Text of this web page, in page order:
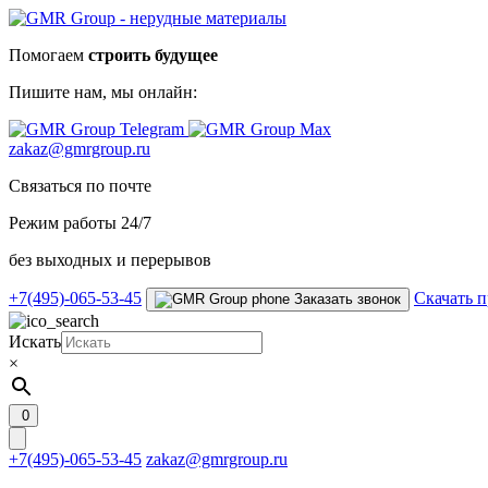
Помогаем строить будущее
Пишите нам, мы онлайн:
zakaz@gmrgroup.ru
Связаться по почте
Режим работы 24/7
без выходных и перерывов
+7(495)-065-53-45 Заказать звонок Скачать
Искать
×
0
+7(495)-065-53-45 zakaz@gmrgroup.ru